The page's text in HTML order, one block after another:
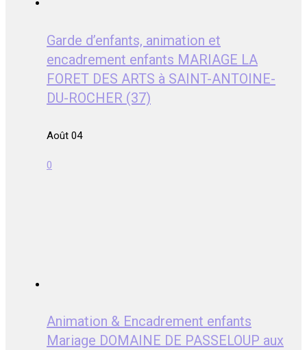
Garde d’enfants, animation et
encadrement enfants MARIAGE LA
FORET DES ARTS à SAINT-ANTOINE-
DU-ROCHER (37)
Août 04
0
Animation & Encadrement enfants
Mariage DOMAINE DE PASSELOUP aux